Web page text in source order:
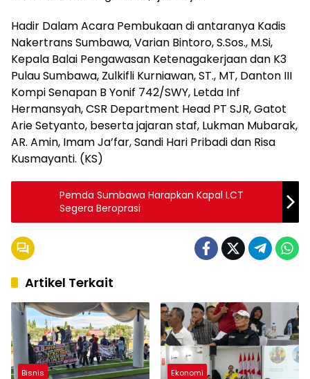
Hadir Dalam Acara Pembukaan di antaranya Kadis
Nakertrans Sumbawa, Varian Bintoro, S.Sos., M.Si,
Kepala Balai Pengawasan Ketenagakerjaan dan K3
Pulau Sumbawa, Zulkifli Kurniawan, ST., MT, Danton III
Kompi Senapan B Yonif 742/SWY, Letda Inf
Hermansyah, CSR Department Head PT SJR, Gatot
Arie Setyanto, beserta jajaran staf, Lukman Mubarak,
AR. Amin, Imam Ja’far, Sandi Hari Pribadi dan Risa
Kusmayanti. (KS)
Pemda Sumbawa Harapkan Kapal LCT
Segera Beroprasi
Artikel Terkait
Bisnis Ekonomi